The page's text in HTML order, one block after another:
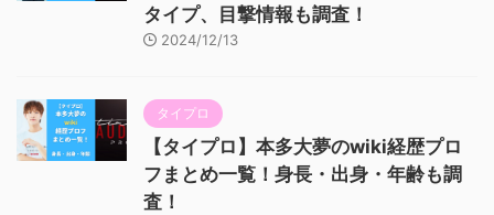
タイプ、目撃情報も調査！
2024/12/13
タイプロ
【タイプロ】本多大夢のwiki経歴プロ
フまとめ一覧！身長・出身・年齢も調
査！